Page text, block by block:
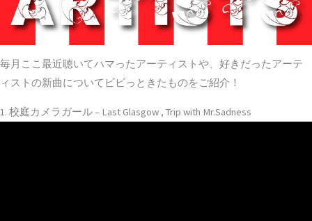
毎月ここ最近聴いてハマったアーティストや、好きだったアーテ
ィストの新曲についてビビっときたものをご紹介！
1. 校庭カメラガール – Last Glasgow , Trip with Mr.Sadness